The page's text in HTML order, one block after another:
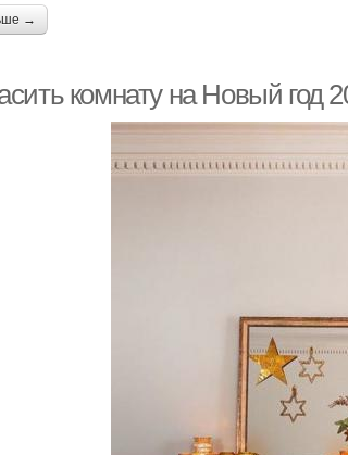
→
комнату на Новый год